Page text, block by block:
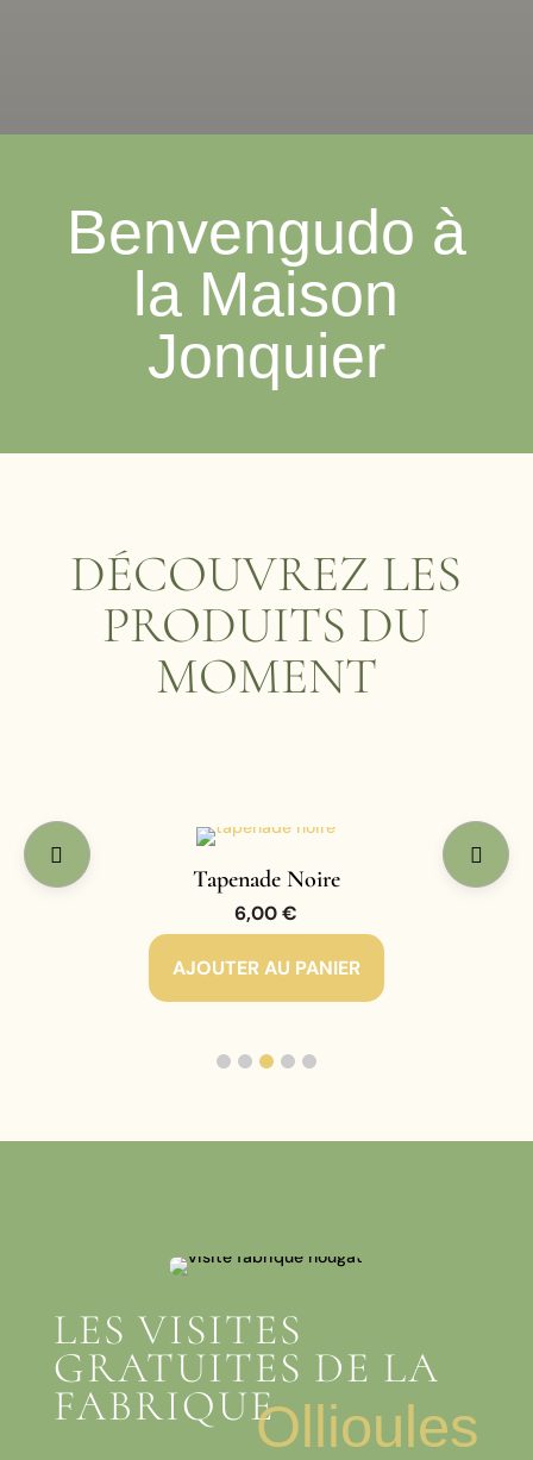
Benvengudo à
la Maison
Jonquier
DÉCOUVREZ LES
PRODUITS DU
MOMENT
Tapenade Noire
6,00€
AJOUTER AU PANIER
LES VISITES
GRATUITES DE LA
FABRIQUEOllioules